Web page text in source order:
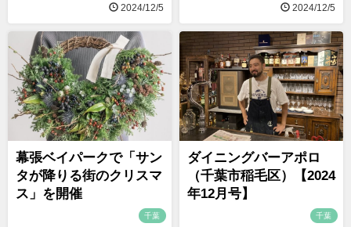
2024/12/5 2024/12/5
幕張ベイパークで「サン
タが降りる街のクリスマ
ス」を開催
千葉
ダイニングバーアポロ
（千葉市稲毛区）【2024
年12月号】
千葉